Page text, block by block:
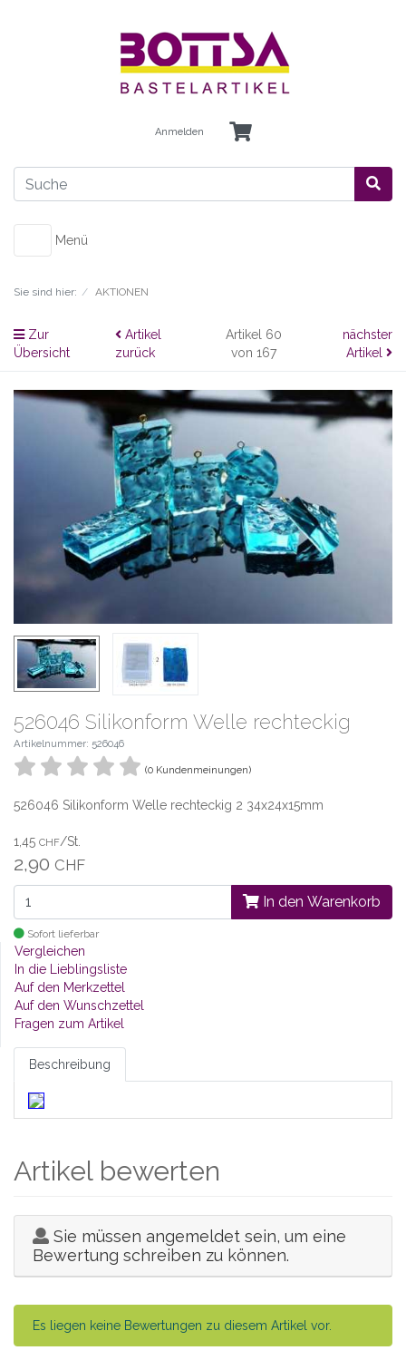
Anmelden
Menü
Sie sind hier: AKTIONEN
Zur
Übersicht
Artikel
zurück
Artikel 60
von 167
nächster
Artikel
526046 Silikonform Welle rechteckig
Artikelnummer: 526046
(0 Kundenmeinungen)
526046 Silikonform Welle rechteckig 2 34x24x15mm
1,45 CHF/St.
2,90 CHF
In den Warenkorb
Sofort lieferbar
Vergleichen
In die Lieblingsliste
Auf den Merkzettel
Auf den Wunschzettel
Fragen zum Artikel
Beschreibung
Artikel bewerten
Sie müssen angemeldet sein, um eine
Bewertung schreiben zu können.
Es liegen keine Bewertungen zu diesem Artikel vor.